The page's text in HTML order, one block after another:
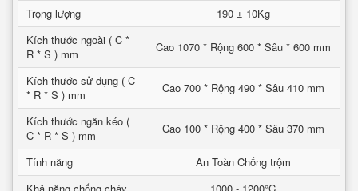
Trọng lượng
190 ± 10Kg
Kích thước ngoài ( C *
R * S ) mm
Cao 1070 * Rộng 600 * Sâu * 600 mm
Kích thước sử dụng ( C
* R * S ) mm
Cao 700 * Rộng 490 * Sâu 410 mm
Kích thước ngăn kéo (
C * R * S ) mm
Cao 100 * Rộng 400 * Sâu 370 mm
Tính năng
An Toàn Chống trộm